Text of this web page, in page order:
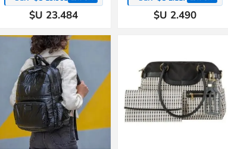
$U 23.484 $U 2.490